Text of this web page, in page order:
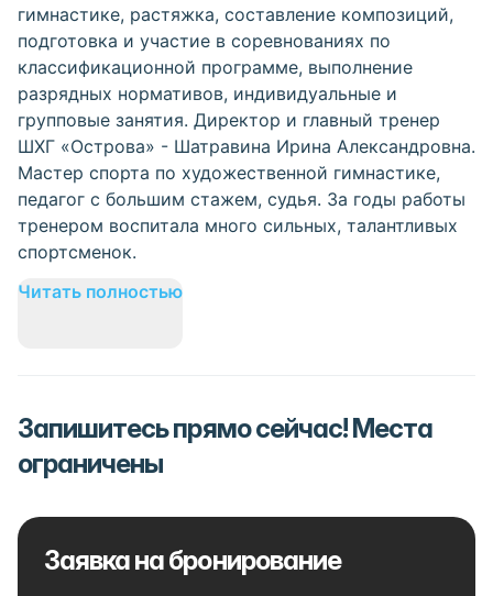
гимнастике, растяжка, составление композиций,
подготовка и участие в соревнованиях по
классификационной программе, выполнение
разрядных нормативов, индивидуальные и
групповые занятия. Директор и главный тренер
ШХГ «Острова» - Шатравина Ирина Александровна.
Мастер спорта по художественной гимнастике,
педагог с большим стажем, судья. За годы работы
тренером воспитала много сильных, талантливых
спортсменок.
Читать полностью
Запишитесь прямо сейчас! Места
ограничены
Заявка на бронирование